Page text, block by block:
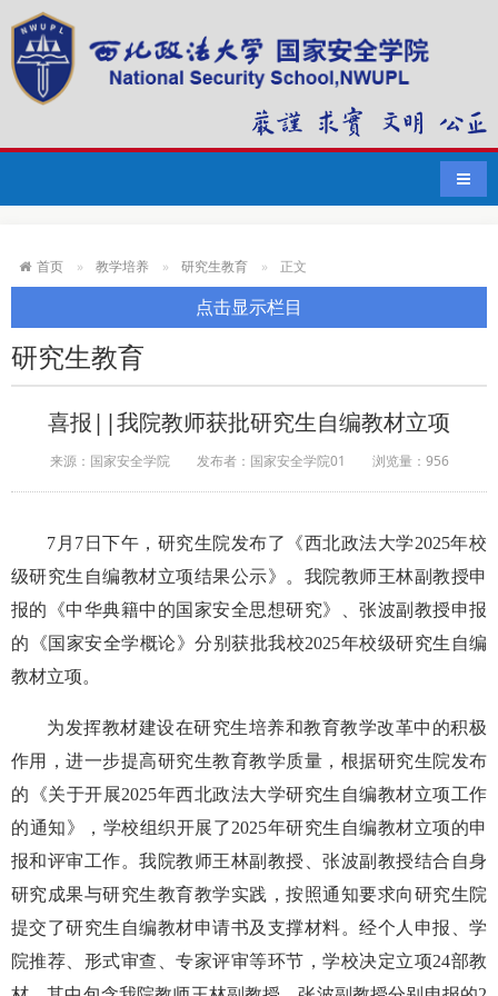
导航
首页 教学培养 研究生教育 正文
点击显示栏目
研究生教育
喜报||我院教师获批研究生自编教材立项
来源：国家安全学院 发布者：国家安全学院01 浏览量： 956
7月7日下午，研究生院发布了《西北政法大学2025年校
级研究生自编教材立项结果公示》。我院教师王林副教授申
报的《中华典籍中的国家安全思想研究》、张波副教授申报
的《国家安全学概论》分别获批我校2025年校级研究生自编
教材立项。
为发挥教材建设在研究生培养和教育教学改革中的积极
作用，进一步提高研究生教育教学质量，根据研究生院发布
的《关于开展2025年西北政法大学研究生自编教材立项工作
的通知》，学校组织开展了2025年研究生自编教材立项的申
报和评审工作。我院教师王林副教授、张波副教授结合自身
研究成果与研究生教育教学实践，按照通知要求向研究生院
提交了研究生自编教材申请书及支撑材料。经个人申报、学
院推荐、形式审查、专家评审等环节，学校决定立项24部教